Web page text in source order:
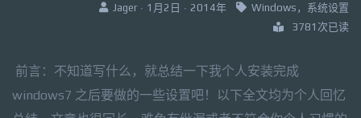
Jager · 1月2日 · 2014年
Windows，系统设置
3781次已读
前言：不知道写什么，就总结一下我个人安装完成
windows7 之后要做的一些设置吧！以下全文均为个人回忆